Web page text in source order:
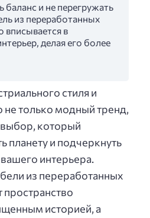
баланс и не перегружать
из переработанных
вписывается в
делая его более
стиля и
не только модный тренд,
выбор, который
планету и подчеркнуть
интерьера.
из переработанных
пространство
историей, а